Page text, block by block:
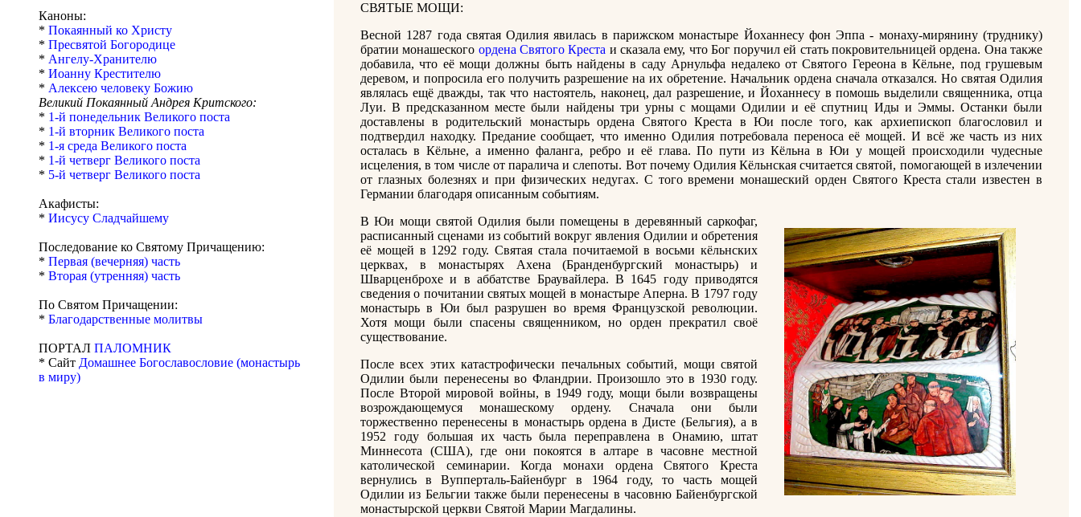
Каноны:
* Покаянный ко Христу
* Пресвятой Богородице
* Ангелу-Хранителю
* Иоанну Крестителю
* Алексею человеку Божию
Великий Покаянный Андрея Критского:
* 1-й понедельник Великого поста
* 1-й вторник Великого поста
* 1-я среда Великого поста
* 1-й четверг Великого поста
* 5-й четверг Великого поста
Акафисты:
* Иисусу Сладчайшему
Последование ко Святому Причащению:
* Первая (вечерняя) часть
* Вторая (утренняя) часть
По Святом Причащении:
* Благодарственные молитвы
ПОРТАЛ ПАЛОМНИК
* Сайт Домашнее Богославословие (монастырь
в миру)
СВЯТЫЕ МОЩИ:
Весной 1287 года святая Одилия явилась в парижском монастыре Йоханнесу фон Эппа - монаху-мирянину (труднику)
братии монашеского ордена Святого Креста и сказала ему, что Бог поручил ей стать покровительницей ордена. Она также
добавила, что её мощи должны быть найдены в саду Арнульфа недалеко от Святого Гереона в Кёльне, под грушевым
деревом, и попросила его получить разрешение на их обретение. Начальник ордена сначала отказался. Но святая Одилия
являлась ещё дважды, так что настоятель, наконец, дал разрешение, и Йоханнесу в помошь выделили священника, отца
Луи. В предсказанном месте были найдены три урны с мощами Одилии и её спутниц Иды и Эммы. Останки были
доставлены в родительский монастырь ордена Святого Креста в Юи после того, как архиепископ благословил и
подтвердил находку. Предание сообщает, что именно Одилия потребовала переноса её мощей. И всё же часть из них
осталась в Кёльне, а именно фаланга, ребро и её глава. По пути из Кёльна в Юи у мощей происходили чудесные
исцеления, в том числе от паралича и слепоты. Вот почему Одилия Кёльнская считается святой, помогающей в излечении
от глазных болезнях и при физических недугах. С того времени монашеский орден Святого Креста стали известен в
Германии благодаря описанным событиям.
В Юи мощи святой Одилия были помещены в деревянный саркофаг,
расписанный сценами из событий вокруг явления Одилии и обретения
её мощей в 1292 году. Святая стала почитаемой в восьми кёльнских
церквах, в монастырях Ахена (Бранденбургский монастырь) и
Шварценброхе и в аббатстве Браувайлера. В 1645 году приводятся
сведения о почитании святых мощей в монастыре Аперна. В 1797 году
монастырь в Юи был разрушен во время Французской революции.
Хотя мощи были спасены священником, но орден прекратил своё
существование.
После всех этих катастрофически печальных событий, мощи святой
Одилии были перенесены во Фландрии. Произошло это в 1930 году.
После Второй мировой войны, в 1949 году, мощи были возвращены
возрождающемуся монашескому ордену. Сначала они были
торжественно перенесены в монастырь ордена в Дисте (Бельгия), а в
1952 году большая их часть была переправлена в Онамию, штат
Миннесота (США), где они покоятся в алтаре в часовне местной
католической семинарии. Когда монахи ордена Святого Креста
вернулись в Вупперталь-Байенбург в 1964 году, то часть мощей
Одилии из Бельгии также были перенесены в часовню Байенбургской
монастырской церкви Святой Марии Магдалины.